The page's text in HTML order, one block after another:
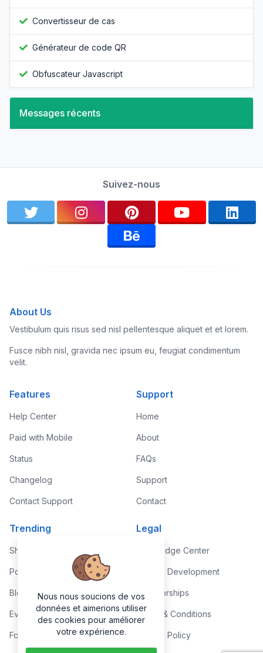
Convertisseur de cas
Générateur de code QR
Obfuscateur Javascript
Messages récents
Suivez-nous
About Us
Vestibulum quis risus sed nisl pellentesque aliquet et et lorem.
Fusce nibh nisl, gravida nec ipsum eu, feugiat condimentum
velit.
Features
Help Center
Paid with Mobile
Status
Changelog
Contact Support
Support
Home
About
FAQs
Support
Contact
Trending
Shop
Portfolio
Blog
Events
Forums
Legal
Knowledge Center
Custom Development
Sponsorships
Terms & Conditions
Privacy Policy
Nous nous soucions de vos
données et aimerions utiliser
des cookies pour améliorer
votre expérience.